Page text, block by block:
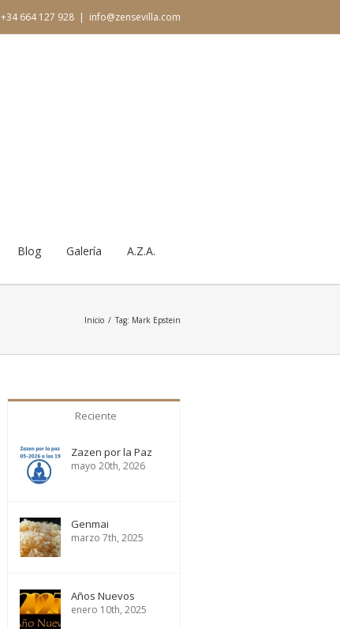
+34 664 127 928 | info@zensevilla.com
Blog Galería A.Z.A.
Inicio Tag: Mark Epstein
Reciente
Zazen por la Paz
mayo 20th, 2026
Genmai
marzo 7th, 2025
Años Nuevos
enero 10th, 2025